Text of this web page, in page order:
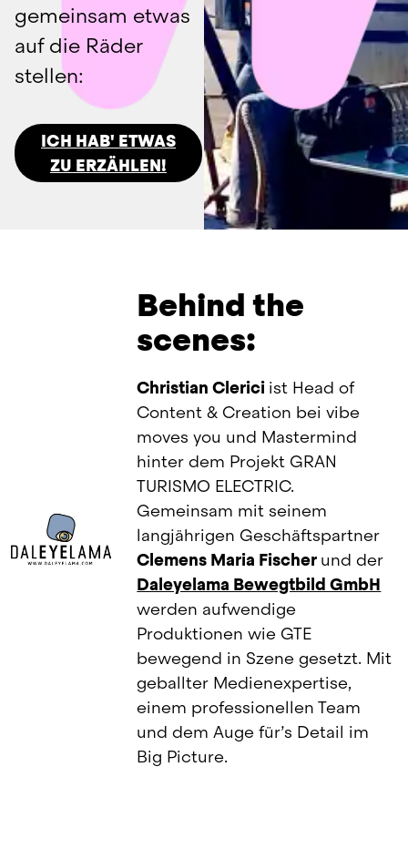
gemeinsam etwas
auf die Räder
stellen:
ICH HAB' ETWAS
ZU ERZÄHLEN!
Behind the
scenes:
Christian Clerici ist Head of
Content & Creation bei vibe
moves you und Mastermind
hinter dem Projekt GRAN
TURISMO ELECTRIC.
Gemeinsam mit seinem
Clemens Maria Fischer
Daleyelama Bewegtbild GmbH
werden aufwendige
Produktionen wie GTE
bewegend in Szene gesetzt. Mit
geballter Medienexpertise,
einem professionellen Team
und dem Auge für’s Detail im
Big Picture.